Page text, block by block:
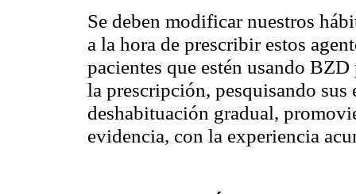
Se deben modificar nuestros
a la hora de prescribir estos
pacientes que estén usando
la prescripción, pesquisando sus
deshabituación gradual,
evidencia, con la experiencia